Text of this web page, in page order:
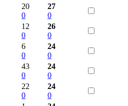
20
0
27
0
12
0
26
0
6
0
24
0
43
0
24
0
22
0
24
0